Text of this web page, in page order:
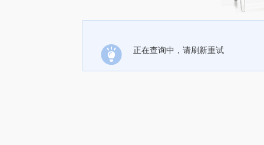
正在查询中，请刷新重试